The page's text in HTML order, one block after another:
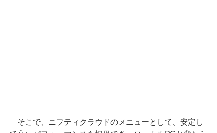
そこで、ニフティクラウドのメニューとして、安定し